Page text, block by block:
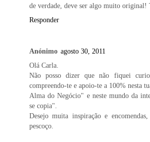
de verdade, deve ser algo muito original!
Responder
Anónimo agosto 30, 2011
Olá Carla.
Não posso dizer que não fiquei
compreendo-te e apoio-te a 100% nesta
Alma do Negócio" e neste mundo da
se copia".
Desejo muita inspiração e
pescoço.